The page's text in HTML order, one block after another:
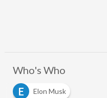
Who's Who
E
Elon Musk